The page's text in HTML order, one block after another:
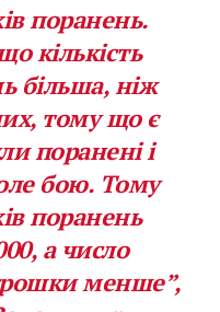
поранень.
кількість
більша, ніж
тому що є
поранені і
бою. Тому
поранень
а число
менше”,